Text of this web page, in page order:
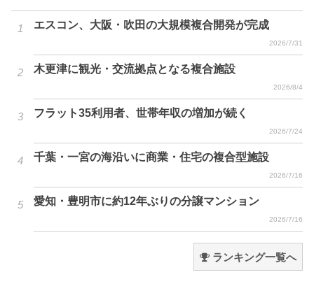
エスコン、大阪・吹田の大規模複合開発が完成
2026/7/31
木更津に観光・交流拠点となる複合施設
2026/8/4
フラット35利用者、世帯年収の増加が続く
2026/7/24
千葉・一宮の海沿いに商業・住宅の複合型施設
2026/7/16
愛知・豊明市に約12年ぶりの分譲マンション
2026/7/16
ランキング一覧へ